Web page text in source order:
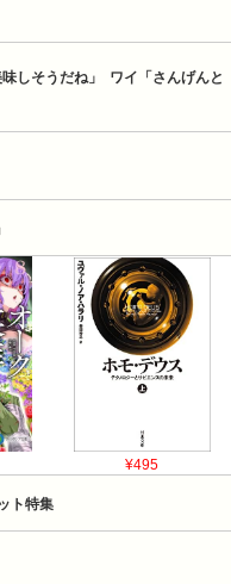
しそうだね」  ワイ「さんげんと
¥495
ト特集